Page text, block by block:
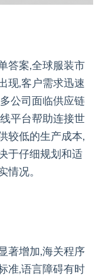
答案,全球服装市
现,客户需求迅速
公司面临供应链
平台帮助连接世
较低的生产成本,
于仔细规划和适
情况。
著增加,海关程序
准,语言障碍有时